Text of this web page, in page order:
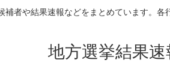
補者や結果速報などをまとめています。
地方選挙結果